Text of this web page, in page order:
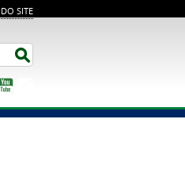
SITE